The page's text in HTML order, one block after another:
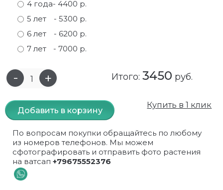
Самшит
Сирень
Форзиция
Шиповник декоративный красный
Шиповник декоративный, белый
Юкка
Малиновое дерево
Миндаль
Облепиха высокорослая, раскидистая
Орех (Фундук)
Сливы
Кизил
Крыжовник
На штамбе
Облепиха
От производителя
Мускусные
Оранжевые розы
Пионовидные
Плетистые
разноцветные
4 года- 4400 р.
5 лет
- 5300 р.
6 лет
- 6200 р.
7 лет
- 7000 р.
Итого: 3450 руб.
Добавить в корзину
Купить в 1 клик
По вопросам покупки обращайтесь по любому
из номеров телефонов. Мы можем
сфотографировать и отправить фото растения
на ватсап +79675552376